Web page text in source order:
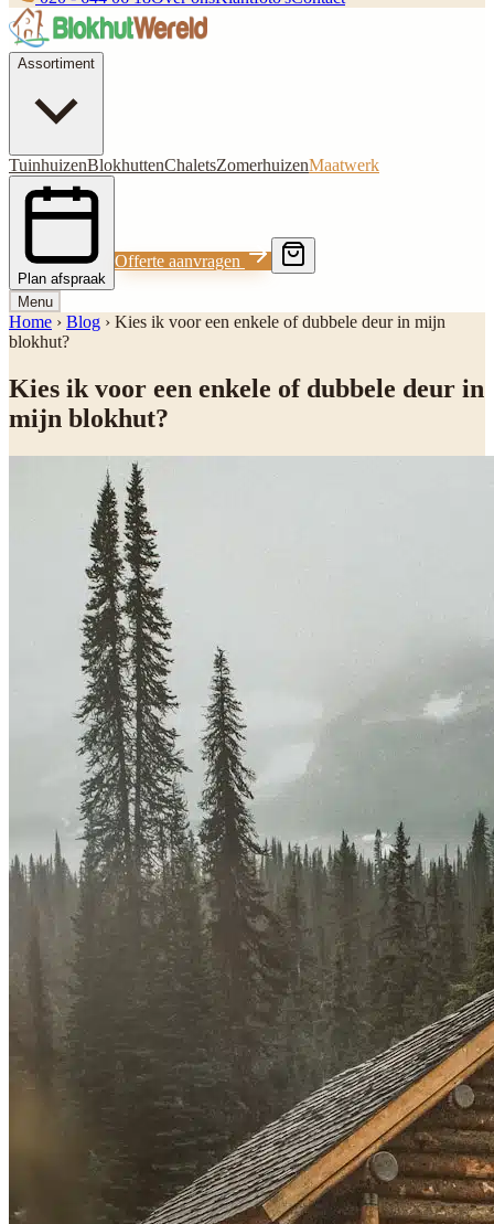
Assortiment
TuinhuizenBlokhuttenChaletsZomerhuizenMaatwerk
Plan afspraak
Offerte aanvragen
Menu
Home › Blog › Kies ik voor een enkele of dubbele deur in mijn
blokhut?
Kies ik voor een enkele of dubbele deur in
mijn blokhut?